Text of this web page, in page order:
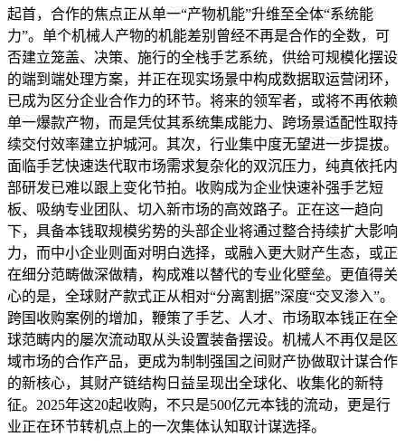
起首，合作的焦点正从单一“产物机能”升维至全体“系统能
力”。单个机械人产物的机能差别曾经不再是合作的全数，可
否建立笼盖、决策、施行的全栈手艺系统，供给可规模化摆设
的端到端处理方案，并正在现实场景中构成数据取运营闭环，
已成为区分企业合作力的环节。将来的领军者，或将不再依赖
单一爆款产物，而是凭仗其系统集成能力、跨场景适配性取持
续交付效率建立护城河。其次，行业集中度无望进一步提拔。
面临手艺快速迭代取市场需求复杂化的双沉压力，纯真依托内
部研发已难以跟上变化节拍。收购成为企业快速补强手艺短
板、吸纳专业团队、切入新市场的高效路子。正在这一趋向
下，具备本钱取规模劣势的头部企业将通过整合持续扩大影响
力，而中小企业则面对明白选择，或融入更大财产生态，或正
在细分范畴做深做精，构成难以替代的专业化壁垒。更值得关
心的是，全球财产款式正从相对“分离割据”深度“交叉渗入”。
跨国收购案例的增加，鞭策了手艺、人才、市场取本钱正在全
球范畴内的屡次流动取从头设置装备摆设。机械人不再仅是区
域市场的合作产品，更成为制制强国之间财产协做取计谋合作
的新核心，其财产链结构日益呈现出全球化、收集化的新特
征。2025年这20起收购，不只是500亿元本钱的流动，更是行
业正在环节转机点上的一次集体认知取计谋选择。